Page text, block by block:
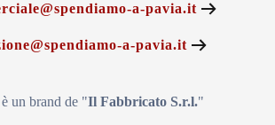
a-pavia.it
a-pavia.it
un brand de "Il Fabbricato S.r.l."